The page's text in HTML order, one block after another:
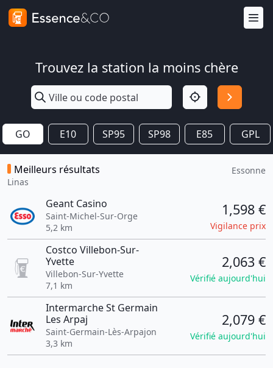
Trouvez la station la moins chère
GO E10 SP95 SP98 E85 GPL
Meilleurs résultats
Linas
Essonne
Geant Casino
Saint-Michel-Sur-Orge
5,2 km
1,598 €
Vigilance prix
Costco Villebon-Sur-
Yvette
Villebon-Sur-Yvette
7,1 km
2,063 €
Vérifié aujourd'hui
Intermarche St Germain
Les Arpaj
Saint-Germain-Lès-Arpajon
3,3 km
2,079 €
Vérifié aujourd'hui